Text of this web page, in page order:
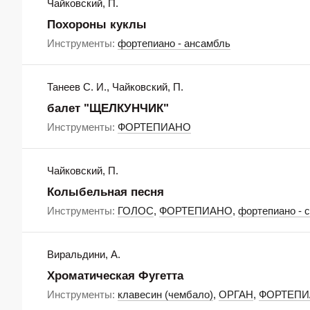
Чайковский, П.
Похороны куклы
Инструменты: фортепиано - ансамбль
Танеев С. И., Чайковский, П.
балет "ЩЕЛКУНЧИК"
Инструменты: ФОРТЕПИАНО
Чайковский, П.
Колыбельная песня
Инструменты: ГОЛОС, ФОРТЕПИАНО, фортепиано -
Виральдини, А.
Хроматическая Фугетта
Инструменты: клавесин (чембало), ОРГАН,